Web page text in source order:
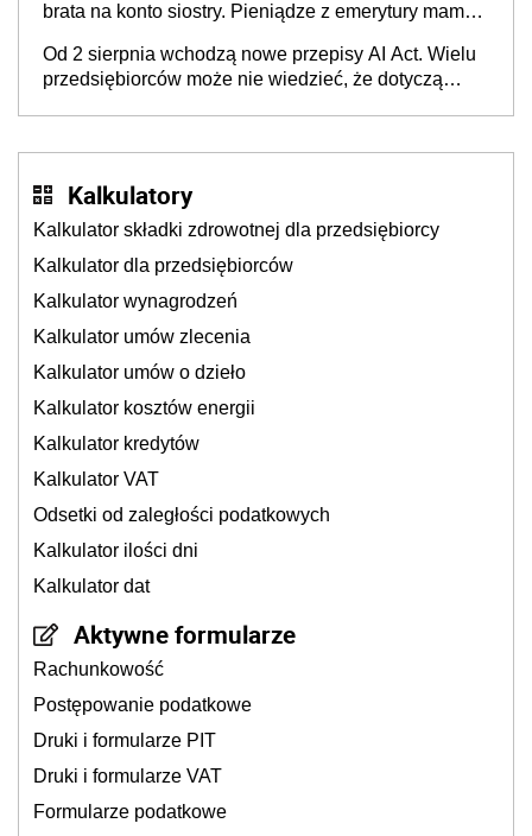
brata na konto siostry. Pieniądze z emerytury mamy
będzie
Od 2 sierpnia wchodzą nowe przepisy AI Act. Wielu
przedsiębiorców może nie wiedzieć, że dotyczą
Kalkulatory
Kalkulator składki zdrowotnej dla przedsiębiorcy
Kalkulator dla przedsiębiorców
Kalkulator wynagrodzeń
Kalkulator umów zlecenia
Kalkulator umów o dzieło
Kalkulator kosztów energii
Kalkulator kredytów
Kalkulator VAT
Odsetki od zaległości podatkowych
Kalkulator ilości dni
Kalkulator dat
Aktywne formularze
Rachunkowość
Postępowanie podatkowe
Druki i formularze PIT
Druki i formularze VAT
Formularze podatkowe